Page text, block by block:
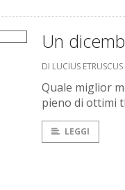
Un
DI LUCIUS ETRUSCUS
Quale miglior
pieno di ottimi
LEGGI